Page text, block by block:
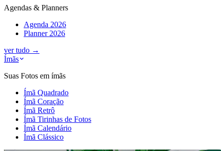
Agendas & Planners
Agenda 2026
Planner 2026
ver tudo →
Ímãs
Suas Fotos em ímãs
Ímã Quadrado
Ímã Coração
Ímã Retrô
Ímã Tirinhas de Fotos
Ímã Calendário
Ímã Clássico